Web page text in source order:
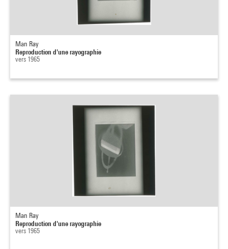
Man Ray
Reproduction d'une rayographie
vers 1965
Man Ray
Reproduction d'une rayographie
vers 1965